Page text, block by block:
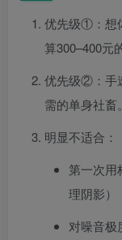
优先级①：想
算300–400元
优先级②：手
需的单身社畜。
明显不适合：
第一次用
理阴影）
对噪音极